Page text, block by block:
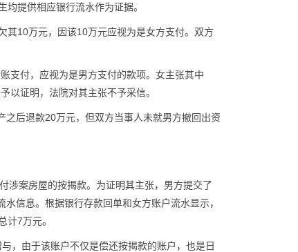
提供相应银行流水作为证据。
其10万元，因该10万元应视为是女方支付。双方
支付，应视为是男方支付的款项。女主张其中
以证明，法院对其主张不予采信。
后退款20万元，但双方当事人未就男方撤回出资
涉案房屋的按揭款。为证明其主张，男方提交了
信息。根据银行存款回单和女方账户流水显示，
计7万元。
，由于该账户不仅是偿还按揭款的账户，也是日